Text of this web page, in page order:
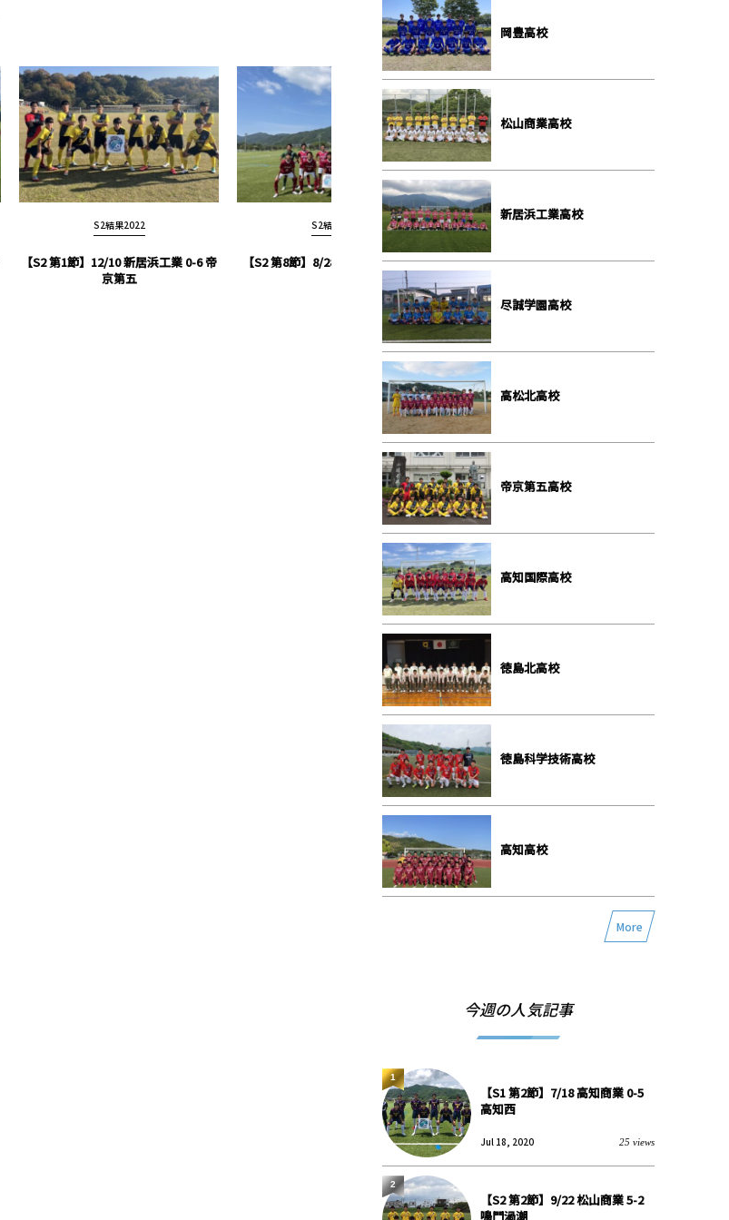
S2結果2022
【S2 第1節】12/10 新居浜工業 0-6 帝
京第五
S2結果2022
【S2 第8節】8/28 高知 2-2 PK4-2 岡
S2結果2022
【S2 第11節】11/20 帝京第五 2-2
岡豊高校
松山商業高校
新居浜工業高校
尽誠学園高校
高松北高校
帝京第五高校
高知国際高校
徳島北高校
徳島科学技術高校
高知高校
More
今週の人気記事
【S1 第2節】7/18 高知商業 0-5
高知西
Jul 18, 2020 25 views
1
【S2 第2節】9/22 松山商業 5-2
鳴門渦潮
2